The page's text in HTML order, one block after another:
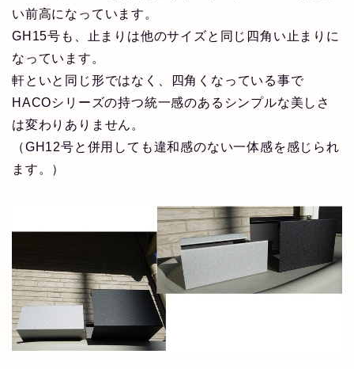
い前高になっています。
GH15号も、止まりは他のサイズと同じ四角い止まりに
なっています。
軒といと同じ形ではなく、四角くなっている事で
HACOシリーズの持つ統一感のあるシンプルな美しさ
は変わりありません。
（GH12号と併用しても違和感のない一体感を感じられ
ます。）